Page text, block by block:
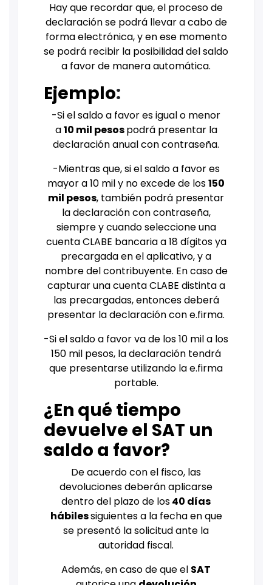
Hay que recordar que, el proceso de
declaración se podrá llevar a cabo de
forma electrónica, y en ese momento
se podrá recibir la posibilidad del saldo
a favor de manera automática.
Ejemplo:
-Si el saldo a favor es igual o menor
a10 mil pesospodrá presentar la
declaración anual con contraseña.
-Mientras que, si el saldo a favor es
mayor a 10 mil y no excede de los150
mil pesos, también podrá presentar
la declaración con contraseña,
siempre y cuando seleccione una
cuenta CLABE bancaria a 18 dígitos ya
precargada en el aplicativo, y a
nombre del contribuyente. En caso de
capturar una cuenta CLABE distinta a
las precargadas, entonces deberá
presentar la declaración con e.firma.
-Si el saldo a favor va de los 10 mil a los
150 mil pesos, la declaración tendrá
que presentarse utilizando la e.firma
portable.
¿En qué tiempo
devuelve el SAT un
saldo a favor?
De acuerdo con el fisco, las
devoluciones deberán aplicarse
dentro del plazo de los40 días
hábilessiguientes a la fecha en que
se presentó la solicitud ante la
autoridad fiscal.
Además, en caso de que el SAT